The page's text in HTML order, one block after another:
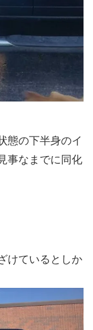
態の下半身のイ
事なまでに同化
けているとしか